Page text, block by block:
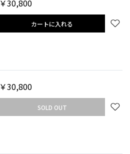
￥30,800
カートに入れる
￥30,800
SOLD OUT